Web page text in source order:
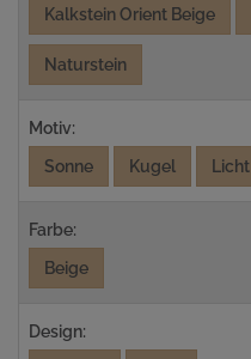
Kalkstein Orient Beige
Naturstein
Motiv:
Sonne
Kugel Licht
Farbe:
Beige
Design: